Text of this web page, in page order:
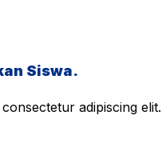
Siswa.
adipiscing